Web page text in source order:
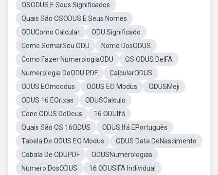
OSODUS E Seus Significados
Quais São OSODUS E Seus Nomes
ODUComo Calcular
ODU Significado
Como SomarSeu ODU
Nome DosODUS
Como Fazer NumerologiaODU
OS ODUS DeIFA
Numerologia DoODU PDF
CalcularODUS
ODUS EOmoodus
ODUS EO Modus
ODUSMeji
ODUS 16 EOrixas
ODUSCalculo
Cone ODUS DeDeus
16 ODUIfá
Quais São OS 16ODUS
ODUS Ifá EPortuguês
Tabela De ODUS EO Modus
ODUS Data DeNascimento
Cabala De ODUPDF
ODUSNumerologias
Numero DosODUS
16 ODUSIFA Individual